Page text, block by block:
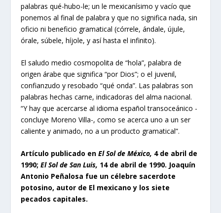
palabras qué-hubo-le; un le mexicanísimo y vacío que
ponemos al final de palabra y que no significa nada, sin
oficio ni beneficio gramatical (córrele, ándale, újule,
órale, súbele, híjole, y así hasta el infinito).
El saludo medio cosmopolita de “hola”, palabra de
origen árabe que significa “por Dios”; o el juvenil,
confianzudo y resobado “qué onda”. Las palabras son
palabras hechas carne, indicadoras del alma nacional.
“Y hay que acercarse al idioma español transoceánico -
concluye Moreno Villa-, como se acerca uno a un ser
caliente y animado, no a un producto gramatical”.
Artículo publicado enEl Sol de México, 4 de abril de
1990;El Sol de San Luis, 14 de abril de 1990. Joaquín
Antonio Peñalosa fue un célebre sacerdote
potosino, autor de El mexicano y los siete
pecados capitales.